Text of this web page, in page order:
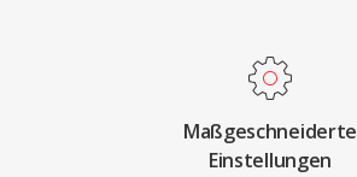
iOS, iPadOS und
Versionen
Mediaplayern auf
Maßgeschneiderte
Einstellungen